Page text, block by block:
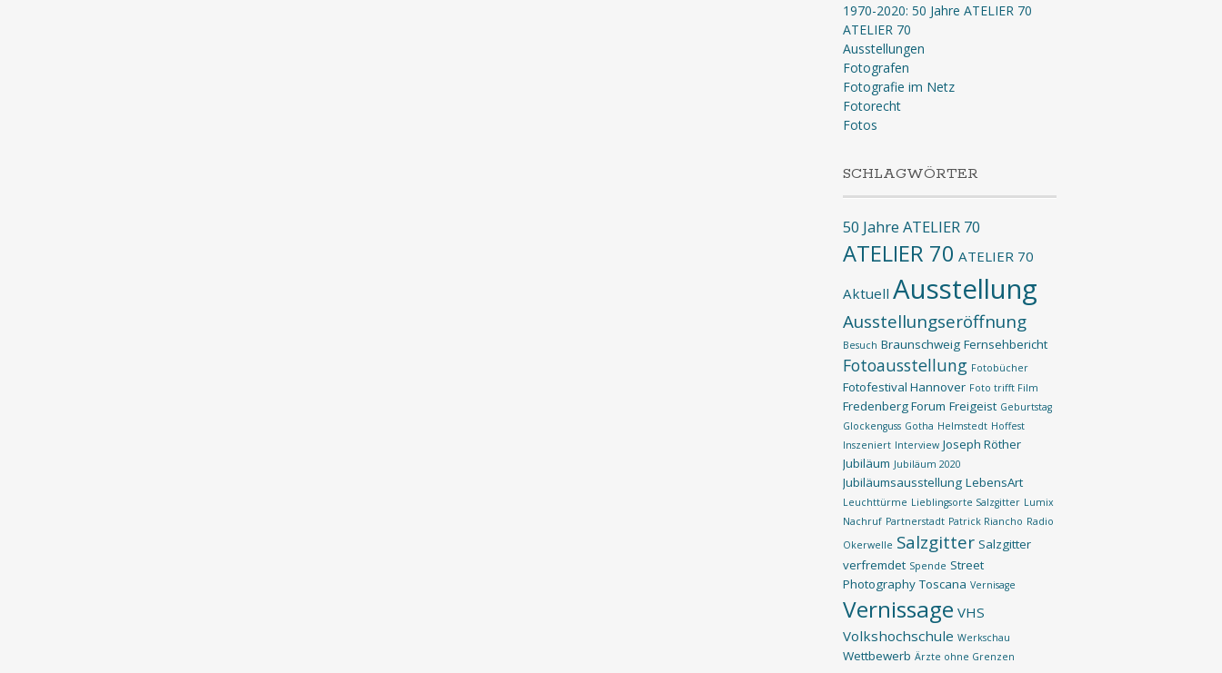
1970-2020: 50 Jahre ATELIER 70
ATELIER 70
Ausstellungen
Fotografen
Fotografie im Netz
Fotorecht
Fotos
SCHLAGWÖRTER
50 Jahre ATELIER 70
ATELIER 70 ATELIER 70
Aktuell Ausstellung
Ausstellungseröffnung
Besuch Braunschweig Fernsehbericht
Fotoausstellung Fotobücher
Fotofestival Hannover Foto trifft Film
Fredenberg Forum Freigeist Geburtstag
Glockenguss Gotha Helmstedt Hoffest
Inszeniert Interview Joseph Röther
Jubiläum Jubiläum 2020
Jubiläumsausstellung LebensArt
Leuchttürme Lieblingsorte Salzgitter Lumix
Nachruf Partnerstadt Patrick Riancho Radio
Okerwelle Salzgitter Salzgitter
verfremdet Spende Street
Photography Toscana Vernisage
Vernissage VHS
Volkshochschule Werkschau
Wettbewerb Ärzte ohne Grenzen